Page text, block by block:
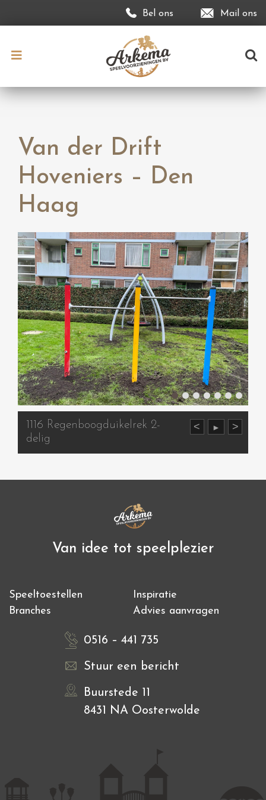
Bel ons Mail ons
Van der Drift
Hoveniers – Den
Haag
< ► >
1116 Regenboogduikelrek 2-
delig
Van idee tot speelplezier
Speeltoestellen
Inspiratie
Branches
Advies aanvragen
0516 – 441 735
Stuur een bericht
Buurstede 11
8431 NA Oosterwolde